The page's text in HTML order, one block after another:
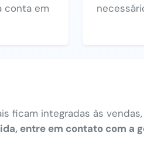
conta em
ficam integradas às
entre em contato com a